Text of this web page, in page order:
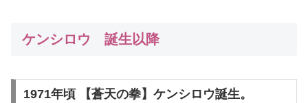
ケンシロウ 誕生以降
1971年頃 【蒼天の拳】ケンシロウ誕生。